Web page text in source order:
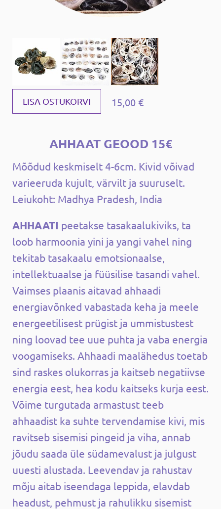
LISA OSTUKORVI 15,00 €
AHHAAT GEOOD 15€
Mõõdud keskmiselt 4-6cm. Kivid võivad
varieeruda kujult, värvilt ja suuruselt.
Leiukoht: Madhya Pradesh, India
AHHAATI peetakse tasakaalukiviks, ta
loob harmoonia yini ja yangi vahel ning
tekitab tasakaalu emotsionaalse,
intellektuaalse ja füüsilise tasandi vahel.
Vaimses plaanis aitavad ahhaadi
energiavõnked vabastada keha ja meele
energeetilisest prügist ja ummistustest
ning loovad tee uue puhta ja vaba energia
voogamiseks. Ahhaadi maalähedus toetab
sind raskes olukorras ja kaitseb negatiivse
energia eest, hea kodu kaitseks kurja eest.
Võime turgutada armastust teeb
ahhaadist ka suhte tervendamise kivi, mis
ravitseb sisemisi pingeid ja viha, annab
jõudu saada üle südamevalust ja julgust
uuesti alustada. Leevendav ja rahustav
mõju aitab iseendaga leppida, elavdab
headust, pehmust ja rahulikku sisemist